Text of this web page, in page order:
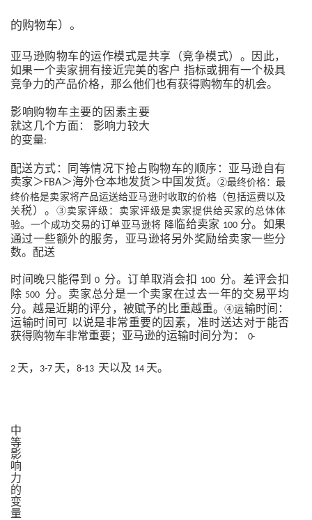
的购物车）。
亚马逊购物车的运作模式是共享（竞争模式）。因此，
如果一个卖家拥有接近完美的客户 指标或拥有一个极具
竞争力的产品价格，那么他们也有获得购物车的机会。
影响购物车主要的因素主要
就这几个方面：
影响力较大
的变量:
配送方式：同等情况下抢占购物车的顺序： 亚马逊自有
卖家＞ FBA＞海外仓本地发货＞中国发货。 ②最终价格：最
终价格是卖家将产品运送给亚马逊时收取的价格（包括运费以及
关税）。 ③卖家评级：卖家评级是卖家提供给买家的总体体
验。一个成功交易的订单亚马逊将 降 临给卖家 100 分。如果
通过一些额外的服务，亚马逊将另外奖励给卖家一些分
数。配送
时间晚只能得到 0 分。订单取消会扣 100 分。差评会扣
除 500 分。卖家总分是一个卖家在过去一年的交易平均
分。越是近期的评分 ，被赋予的 比重越重。④运输时间 ：
运输时间可 以说是非常重要的 因 素，准时送达对于能否
获得购物车非常重要；亚马逊的运输时间分为： 0-
2 天， 3-7 天， 8-13 天以及 14 天。
中
等
影
响
力
的
变
量